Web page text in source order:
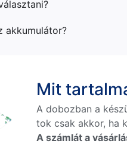
akkumulátor?
Mit
A dobozban a
tok csak akkor, ha
A számlát a